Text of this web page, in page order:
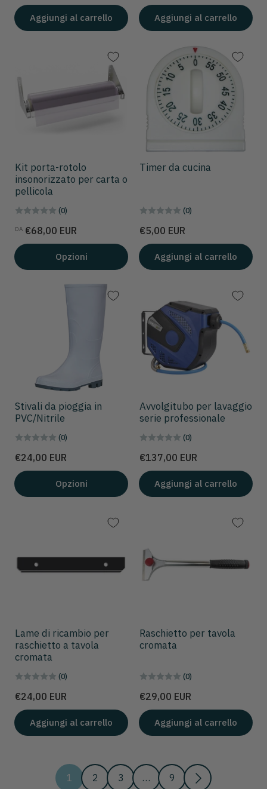
Aggiungi al carrello Aggiungi al carrello
Kit porta-rotolo
insonorizzato per carta o
pellicola
(0)
Prezzo
DA €68,00 EUR
Opzioni
Timer da cucina
(0)
Prezzo
€5,00 EUR
Aggiungi al carrello
Stivali da pioggia in
PVC/Nitrile
(0)
Prezzo
€24,00 EUR
Opzioni
Avvolgitubo per lavaggio
serie professionale
(0)
Prezzo
€137,00 EUR
Aggiungi al carrello
Lame di ricambio per
raschietto a tavola
cromata
(0)
Prezzo
€24,00 EUR
Aggiungi al carrello
Raschietto per tavola
cromata
(0)
Prezzo
€29,00 EUR
Aggiungi al carrello
1 2 3 … 9